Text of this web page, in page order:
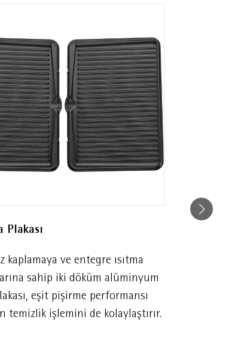
Plakası
kaplamaya ve entegre ısıtma
sahip iki döküm alüminyum
eşit pişirme performansı
temizlik işlemini de kolaylaştırır.